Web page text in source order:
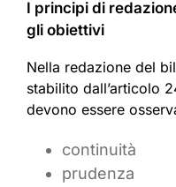
I principi di
gli obiettivi
Nella redazione del
stabilito dall’articolo
devono essere
continuità
prudenza